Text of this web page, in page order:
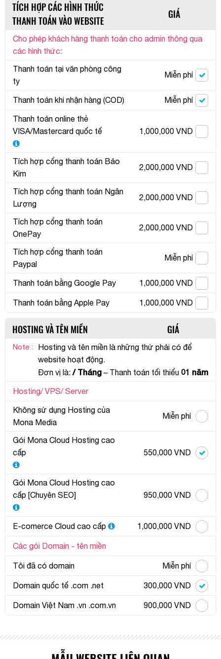
TÍCH HỢP CÁC HÌNH THỨC
THANH TOÁN VÀO WEBSITE
GIÁ
Cho phép khách hàng thanh toán cho admin thông qua
các hình thức:
Thanh toán tại văn phòng công
ty
Miễn phí
Thanh toán khi nhận hàng (COD) Miễn phí
Thanh toán online thẻ
VISA/Mastercard quốc tế
1,000,000 VND
Tích hợp cổng thanh toán Bảo
Kim
2,000,000 VND
Tích hợp cổng thanh toán Ngân
Lượng
2,000,000 VND
Tích hợp cổng thanh toán
OnePay
2,000,000 VND
Tích hợp cổng thanh toán
Paypal
Miễn phí
Thanh toán bằng Google Pay 1,000,000 VND
Thanh toán bằng Apple Pay 1,000,000 VND
HOSTING VÀ TÊN MIỀN GIÁ
Note :
Hosting và tên miền là những thứ phải có để
website hoạt động.
Đơn vị là: / Tháng – Thanh toán tối thiểu 01 năm
Hosting/ VPS/ Server
Không sử dụng Hosting của
Mona Media
Miễn phí
Gói Mona Cloud Hosting cao
cấp
550,000 VND
Gói Mona Cloud Hosting cao
cấp [Chuyên SEO]
950,000 VND
E-comerce Cloud cao cấp 1,000,000 VND
Các gói Domain - tên miền
Tôi đã có domain Miễn phí
Domain quốc tế .com .net 300,000 VND
Domain Việt Nam .vn .com.vn 900,000 VND
Quý khách vui lòng đăng nhập vào hệ thống quản lý
Website: quanly.mona.media